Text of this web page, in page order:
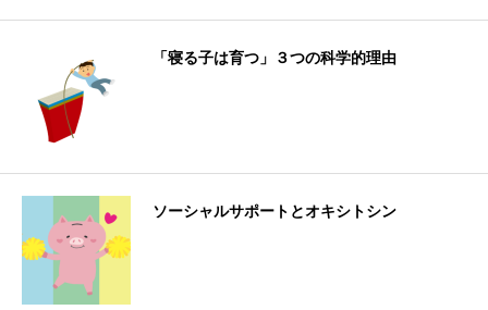
「寝る子は育つ」３つの科学的理由
ソーシャルサポートとオキシトシン